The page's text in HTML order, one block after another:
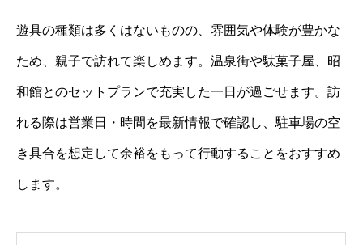
遊具の種類は多くはないものの、雰囲気や体験が豊かな
ため、親子で訪れて楽しめます。温泉街や駄菓子屋、昭
和館とのセットプランで充実した一日が過ごせます。訪
れる際は営業日・時間を最新情報で確認し、駐車場の空
き具合を想定して余裕をもって行動することをおすすめ
します。